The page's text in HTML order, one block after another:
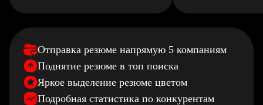
Отправка резюме напрямую 5 компаниям
Поднятие резюме в топ поиска
Яркое выделение резюме цветом
Подробная статистика по конкурентам